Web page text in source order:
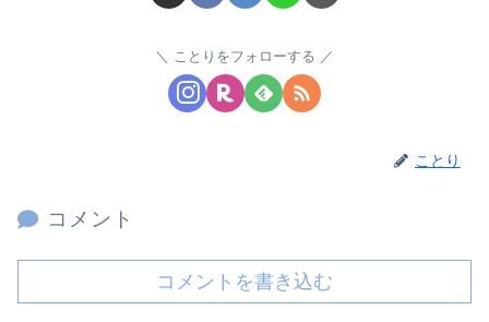
ことりをフォローする
ことり
コメント
コメントを書き込む